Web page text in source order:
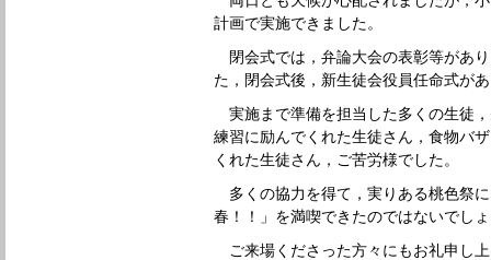
計画で実施できました。
閉会式では，弁論大会の表彰等があ
た，閉会式後，新生徒会役員任命式が
実施まで準備を担当した多くの生徒
練習に励んでくれた生徒さん，食物バ
くれた生徒さん，ご苦労様でした。
多くの協力を得て，実りある桃色祭
春！！」を満喫できたのではないでし
ご来場くださった方々にもお礼申し